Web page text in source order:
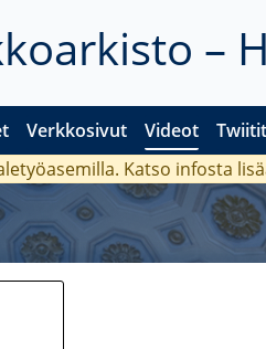
–
Verkkosivut Videot Twiitit
Katso infosta